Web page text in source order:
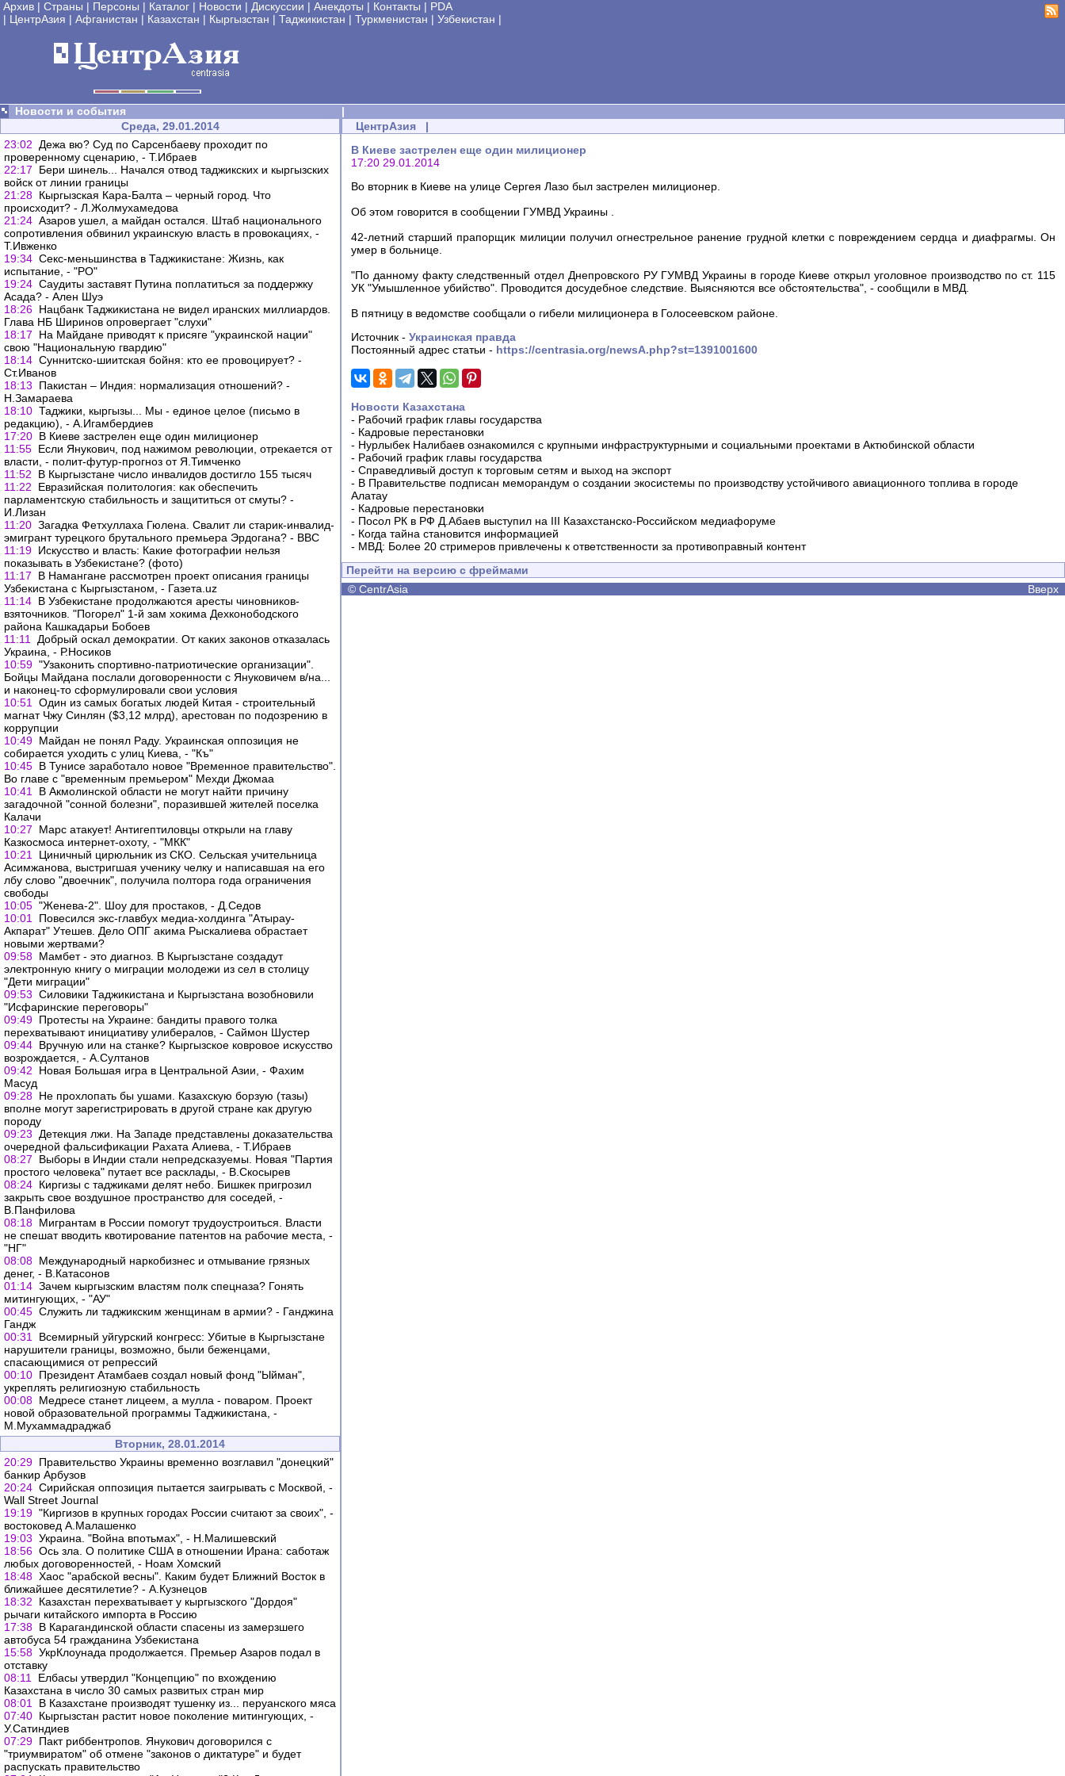
Архив | Страны | Персоны | Каталог | Новости | Дискуссии | Анекдоты | Контакты | PDA
| ЦентрАзия | Афганистан | Казахстан | Кыргызстан | Таджикистан | Туркменистан | Узбекистан |
Новости и события
|
Среда, 29.01.2014
23:02
Дежа вю? Суд по Сарсенбаеву проходит по
проверенному сценарию, - Т.Ибраев
22:17
Бери шинель... Начался отвод таджикских и кыргызских
войск от линии границы
21:28 Кыргызская Кара-Балта – черный город. Что
происходит? - Л.Жолмухамедова
21:24 Азаров ушел, а майдан остался. Штаб национального
сопротивления обвинил украинскую власть в провокациях, -
Т.Ивженко
19:34 Секс-меньшинства в Таджикистане: Жизнь, как
испытание, - "РО"
19:24 Саудиты заставят Путина поплатиться за поддержку
Асада? - Ален Шуэ
18:26 Нацбанк Таджикистана не видел иранских миллиардов.
Глава НБ Ширинов опровергает "слухи"
18:17
На Майдане приводят к присяге "украинской нации"
свою "Национальную гвардию"
18:14 Суннитско-шиитская бойня: кто ее провоцирует? -
Ст.Иванов
18:13
Пакистан – Индия: нормализация отношений? -
Н.Замараева
18:10 Таджики, кыргызы... Мы - единое целое (письмо в
редакцию), - А.Игамбердиев
17:20 В Киеве застрелен еще один милиционер
11:55 Если Янукович, под нажимом революции, отрекается от
власти, - полит-футур-прогноз от Я.Тимченко
11:52
В Кыргызстане число инвалидов достигло 155 тысяч
11:22
Евразийская политология: как обеспечить
парламентскую стабильность и защититься от смуты? -
И.Лизан
11:20 Загадка Фетхуллаха Гюлена. Свалит ли старик-инвалид-
эмигрант турецкого брутального премьера Эрдогана? - ВВС
11:19 Искусство и власть: Какие фотографии нельзя
показывать в Узбекистане? (фото)
11:17
В Намангане рассмотрен проект описания границы
Узбекистана с Кыргызстаном, - Газета.uz
11:14 В Узбекистане продолжаются аресты чиновников-
взяточников. "Погорел" 1-й зам хокима Дехконободского
района Кашкадарьи Бобоев
11:11
Добрый оскал демократии. От каких законов отказалась
Украина, - Р.Носиков
10:59 "Узаконить спортивно-патриотические организации".
Бойцы Майдана послали договоренности с Януковичем в/на...
и наконец-то сформулировали свои условия
10:51
Один из самых богатых людей Китая - строительный
магнат Чжу Синлян ($3,12 млрд), арестован по подозрению в
коррупции
10:49 Майдан не понял Раду. Украинская оппозиция не
собирается уходить с улиц Киева, - "Къ"
10:45 В Тунисе заработало новое "Временное правительство".
Во главе с "временным премьером" Мехди Джомаа
10:41
В Акмолинской области не могут найти причину
загадочной "сонной болезни", поразившей жителей поселка
Калачи
10:27
Марс атакует! Антигептиловцы открыли на главу
Казкосмоса интернет-охоту, - "МКК"
10:21
Циничный цирюльник из СКО. Сельская учительница
Асимжанова, выстригшая ученику челку и написавшая на его
лбу слово "двоечник", получила полтора года ограничения
свободы
10:05 "Женева-2". Шоу для простаков, - Д.Седов
10:01
Повесился экс-главбух медиа-холдинга "Атырау-
Акпарат" Утешев. Дело ОПГ акима Рыскалиева обрастает
новыми жертвами?
09:58 Мамбет - это диагноз. В Кыргызстане создадут
электронную книгу о миграции молодежи из сел в столицу
"Дети миграции"
09:53 Силовики Таджикистана и Кыргызстана возобновили
"Исфаринские переговоры"
09:49 Протесты на Украине: бандиты правого толка
перехватывают инициативу улибералов, - Саймон Шустер
09:44 Вручную или на станке? Кыргызское ковровое искусство
возрождается, - А.Султанов
09:42
Новая Большая игра в Центральной Азии, - Фахим
Масуд
09:28 Не прохлопать бы ушами. Казахскую борзую (тазы)
вполне могут зарегистрировать в другой стране как другую
породу
09:23
Детекция лжи. На Западе представлены доказательства
очередной фальсификации Рахата Алиева, - Т.Ибраев
08:27
Выборы в Индии стали непредсказуемы. Новая "Партия
простого человека" путает все расклады, - В.Скосырев
08:24 Киргизы с таджиками делят небо. Бишкек пригрозил
закрыть свое воздушное пространство для соседей, -
В.Панфилова
08:18 Мигрантам в России помогут трудоустроиться. Власти
не спешат вводить квотирование патентов на рабочие места, -
"НГ"
08:08 Международный наркобизнес и отмывание грязных
денег, - В.Катасонов
01:14 Зачем кыргызским властям полк спецназа? Гонять
митингующих, - "АУ"
00:45 Служить ли таджикским женщинам в армии? - Ганджина
Гандж
00:31
Всемирный уйгурский конгресс: Убитые в Кыргызстане
нарушители границы, возможно, были беженцами,
спасающимися от репрессий
00:10 Президент Атамбаев создал новый фонд "Ыйман",
укреплять религиозную стабильность
00:08 Медресе станет лицеем, а мулла - поваром. Проект
новой образовательной программы Таджикистана, -
М.Мухаммадраджаб
Вторник, 28.01.2014
20:29 Правительство Украины временно возглавил "донецкий"
банкир Арбузов
20:24 Сирийская оппозиция пытается заигрывать с Москвой, -
Wall Street Journal
19:19 "Киргизов в крупных городах России считают за своих", -
востоковед А.Малашенко
19:03 Украина. "Война впотьмах", - Н.Малишевский
18:56 Ось зла. О политике США в отношении Ирана: саботаж
любых договоренностей, - Ноам Хомский
18:48 Хаос "арабской весны". Каким будет Ближний Восток в
ближайшее десятилетие? - А.Кузнецов
18:32
Казахстан перехватывает у кыргызского "Дордоя"
рычаги китайского импорта в Россию
17:38 В Карагандинской области спасены из замерзшего
автобуса 54 гражданина Узбекистана
15:58 УкрКлоунада продолжается. Премьер Азаров подал в
отставку
08:11
Елбасы утвердил "Концепцию" по вхождению
Казахстана в число 30 самых развитых стран мир
08:01
В Казахстане производят тушенку из... перуанского мяса
07:40 Кыргызстан растит новое поколение митингующих, -
У.Сатиндиев
07:29 Пакт риббентропов. Янукович договорился с
"триумвиратом" об отмене "законов о диктатуре" и будет
распускать правительство
ЦентрАзия |
В Киеве застрелен еще один милиционер
17:20 29.01.2014
Во вторник в Киеве на улице Сергея Лазо был застрелен милиционер.
Об этом говорится в сообщении ГУМВД Украины .
42-летний старший прапорщик милиции получил огнестрельное ранение грудной клетки с повреждением сердца и диафрагмы. Он
умер в больнице.
"По данному факту следственный отдел Днепровского РУ ГУМВД Украины в городе Киеве открыл уголовное производство по ст. 115
УК "Умышленное убийство". Проводится досудебное следствие. Выясняются все обстоятельства", - сообщили в МВД.
В пятницу в ведомстве сообщали о гибели милиционера в Голосеевском районе.
Источник - Украинская правда
Постоянный адрес статьи - https://centrasia.org/newsA.php?st=1391001600
Новости Казахстана
- Рабочий график главы государства
- Кадровые перестановки
- Нурлыбек Налибаев ознакомился с крупными инфраструктурными и социальными проектами в Актюбинской области
- Рабочий график главы государства
- Справедливый доступ к торговым сетям и выход на экспорт
- В Правительстве подписан меморандум о создании экосистемы по производству устойчивого авиационного топлива в городе
Алатау
- Кадровые перестановки
- Посол РК в РФ Д.Абаев выступил на III Казахстанско-Российском медиафоруме
- Когда тайна становится информацией
- МВД: Более 20 стримеров привлечены к ответственности за противоправный контент
Перейти на версию с фреймами
© CentrAsia Вверх